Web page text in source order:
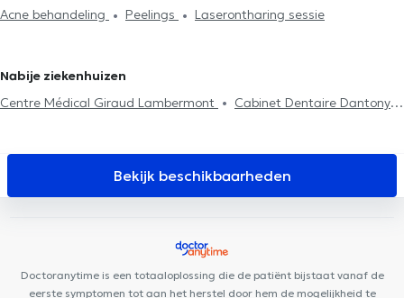
Acne behandeling
Peelings Laserontharing sessie
Nabije ziekenhuizen
Centre Médical Giraud Lambermont
Cabinet Dentaire Dantony
Jebbour - Ben Amara
SBA Therapy Lazeo Docks
Dentaire Helmet
Avicenna Centre Médical
Lys Dental
Centre de Santé Digestive
Dental Family Schaerbeek
Bekijk beschikbaarheden
Doctoranytime is een totaaloplossing die de patiënt bijstaat vanaf de
eerste symptomen tot aan het herstel door hem de mogelijkheid te